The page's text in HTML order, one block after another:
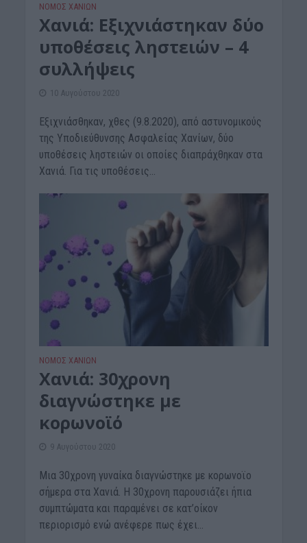
ΝΟΜΌΣ ΧΑΝΊΩΝ
Χανιά: Εξιχνιάστηκαν δύο
υποθέσεις ληστειών – 4
συλλήψεις
10 Αυγούστου 2020
Εξιχνιάσθηκαν, χθες (9.8.2020), από αστυνομικούς
της Υποδιεύθυνσης Ασφαλείας Χανίων, δύο
υποθέσεις ληστειών οι οποίες διαπράχθηκαν στα
Χανιά. Για τις υποθέσεις...
ΝΟΜΌΣ ΧΑΝΊΩΝ
Χανιά: 30χρονη
διαγνώστηκε με
κορωνοϊό
9 Αυγούστου 2020
Μια 30χρονη γυναίκα διαγνώστηκε με κορωνοϊο
σήμερα στα Χανιά. Η 30χρονη παρουσιάζει ήπια
συμπτώματα και παραμένει σε κατ’οίκον
περιορισμό ενώ ανέφερε πως έχει...